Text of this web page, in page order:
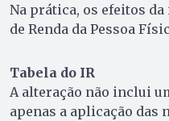
Na prática, os efeitos
de Renda da Pessoa
Tabela do IR
A alteração não inclui
apenas a aplicação das